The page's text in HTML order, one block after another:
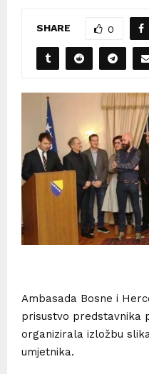
SHARE 0
Ambasada Bosne i
prisustvo predstavnika
organizirala izložbu
umjetnika.